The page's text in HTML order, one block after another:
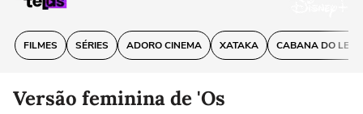
FILMES SÉRIES ADORO CINEMA XATAKA CABANA DO
Versão feminina de 'Os